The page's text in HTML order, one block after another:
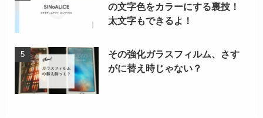
の文字色をカラーにする裏技！
太文字もできるよ！
その強化ガラスフィルム、さす
がに替え時じゃない？